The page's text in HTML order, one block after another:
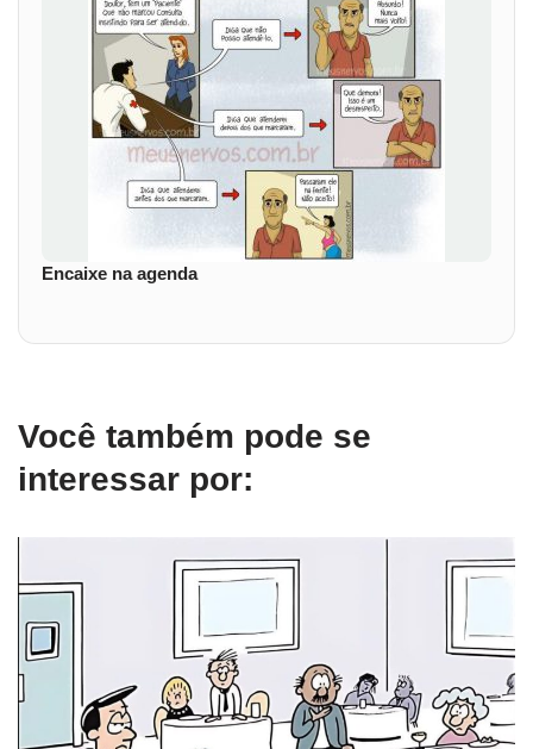
Encaixe na agenda
Você também pode se
interessar por: